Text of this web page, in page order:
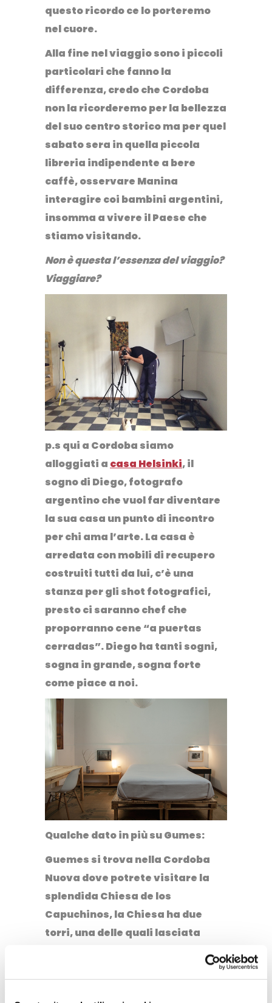
questo ricordo ce lo porteremo
nel cuore.
Alla fine nel viaggio sono i piccoli
particolari che fanno la
differenza, credo che Cordoba
non la ricorderemo per la bellezza
del suo centro storico ma per quel
sabato sera in quella piccola
libreria indipendente a bere
caffè, osservare Manina
interagire coi bambini argentini,
insomma a vivere il Paese che
stiamo visitando.
Non è questa l’essenza del viaggio?
Viaggiare?
p.s qui a Cordoba siamo
alloggiati a casa Helsinki, il
sogno di Diego, fotografo
argentino che vuol far diventare
la sua casa un punto di incontro
per chi ama l’arte. La casa è
arredata con mobili di recupero
costruiti tutti da lui, c’è una
stanza per gli shot fotografici,
presto ci saranno chef che
proporranno cene “a puertas
cerradas”. Diego ha tanti sogni,
sogna in grande, sogna forte
come piace a noi.
Qualche dato in più su Gumes:
Guemes si trova nella Cordoba
Nuova dove potrete visitare la
splendida Chiesa de los
Capuchinos, la Chiesa ha due
torri, una delle quali lasciata
appositamente incompleta come